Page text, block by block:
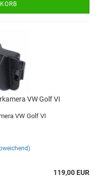
VW Golf VI
VW Golf VI
119,00 EUR